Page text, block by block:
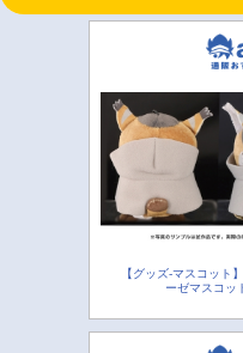
【グッズ-マスコット
ーゼマスコッ